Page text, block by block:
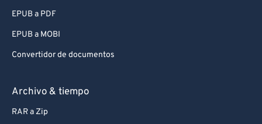
EPUB a PDF
EPUB a MOBI
Convertidor de documentos
Archivo & tiempo
RAR a Zip